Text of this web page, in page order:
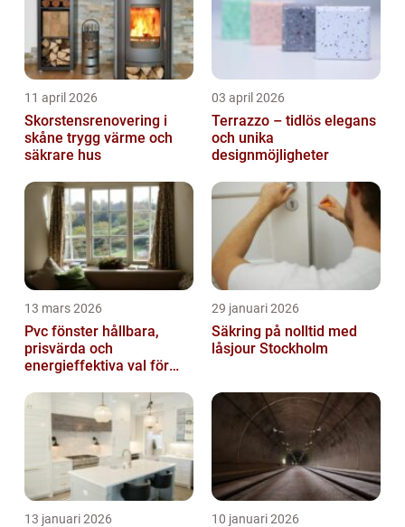
11 april 2026
Skorstensrenovering i
skåne trygg värme och
säkrare hus
03 april 2026
Terrazzo – tidlös elegans
och unika
designmöjligheter
13 mars 2026
Pvc fönster hållbara,
prisvärda och
energieffektiva val för
29 januari 2026
Säkring på nolltid med
låsjour Stockholm
13 januari 2026 10 januari 2026